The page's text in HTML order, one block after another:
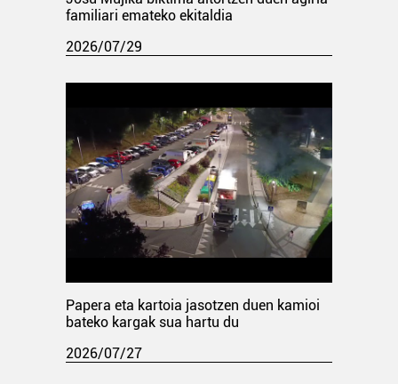
familiari emateko ekitaldia
2026/07/29
Papera eta kartoia jasotzen duen kamioi
bateko kargak sua hartu du
2026/07/27